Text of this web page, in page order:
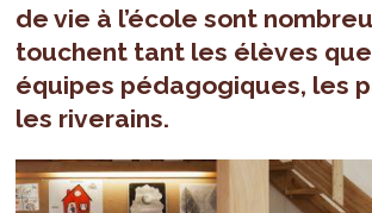
de vie à l’école sont
touchent tant les élèves
équipes pédagogiques, les
les riverains.